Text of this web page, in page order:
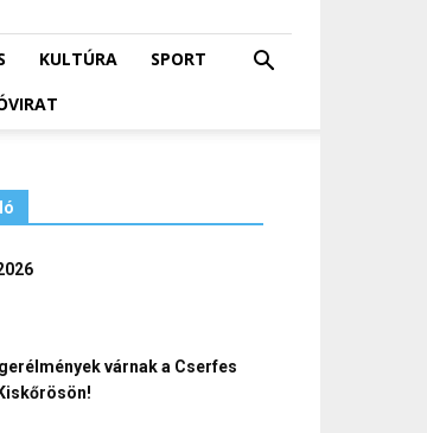
KULTÚRA
SPORT
várnak a Cserfes